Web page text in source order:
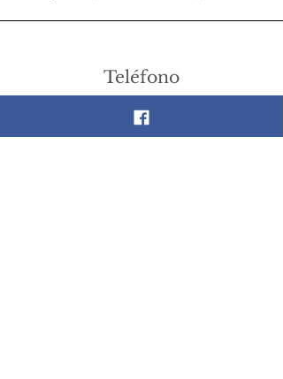
Teléfono
55 26 89 13 14